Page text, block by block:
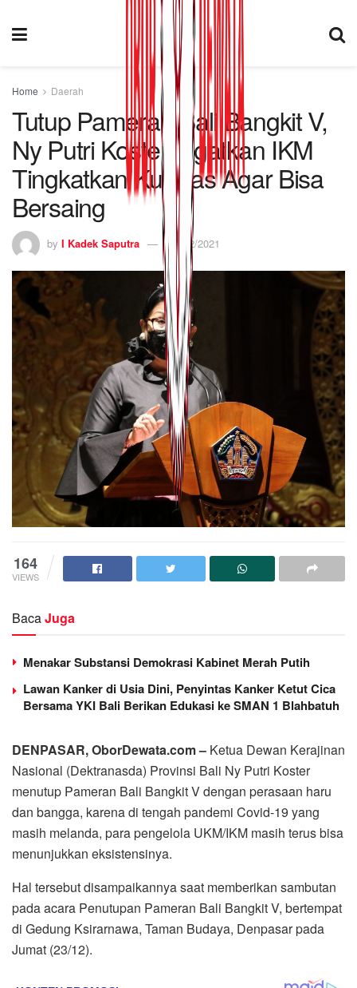
Home Daerah
Tutup Pameran Bali Bangkit V,
Ny Putri Koster Ingatkan IKM
Tingkatkan Kualitas Agar Bisa
Bersaing
by I Kadek Saputra 24/12/2021
164
VIEWS
BacaJuga
Menakar Substansi Demokrasi Kabinet Merah Putih
Lawan Kanker di Usia Dini, Penyintas Kanker Ketut Cica
Bersama YKI Bali Berikan Edukasi ke SMAN 1 Blahbatuh
DENPASAR, OborDewata.com – Ketua Dewan Kerajinan
Nasional (Dektranasda) Provinsi Bali Ny Putri Koster
menutup Pameran Bali Bangkit V dengan perasaan haru
dan bangga, karena di tengah pandemi Covid-19 yang
masih melanda, para pengelola UKM/IKM masih terus bisa
menunjukkan eksistensinya.
Hal tersebut disampaikannya saat memberikan sambutan
pada acara Penutupan Pameran Bali Bangkit V, bertempat
di Gedung Ksirarnawa, Taman Budaya, Denpasar pada
Jumat (23/12).